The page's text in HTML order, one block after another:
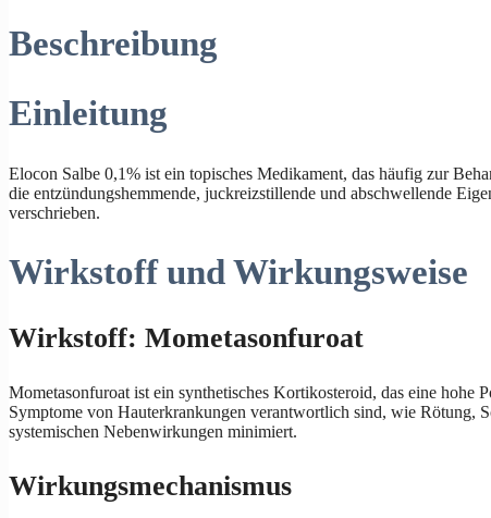
Beschreibung
Einleitung
Elocon Salbe 0,1% ist ein topisches Medikament, das häufig zur
die entzündungshemmende, juckreizstillende und abschwellende
verschrieben.
Wirkstoff und Wirkungsweise
Wirkstoff: Mometasonfuroat
Mometasonfuroat ist ein synthetisches Kortikosteroid, das eine hohe
Symptome von Hauterkrankungen verantwortlich sind, wie Rötung,
systemischen Nebenwirkungen minimiert.
Wirkungsmechanismus